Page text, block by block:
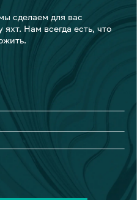
сделаем для вас
Нам всегда есть, что